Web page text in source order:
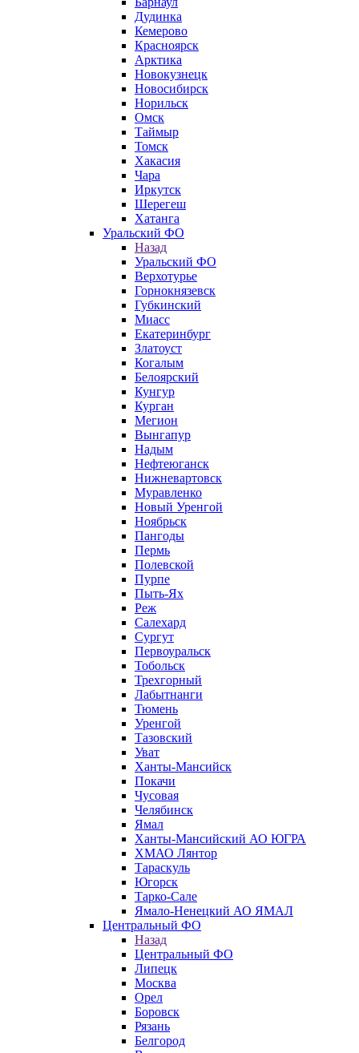
Дудинка
Кемерово
Красноярск
Арктика
Новокузнецк
Новосибирск
Норильск
Омск
Таймыр
Томск
Хакасия
Чара
Иркутск
Шерегеш
Хатанга
Уральский ФО
Назад
Уральский ФО
Верхотурье
Горнокнязевск
Губкинский
Миасс
Екатеринбург
Златоуст
Когалым
Белоярский
Кунгур
Курган
Мегион
Вынгапур
Надым
Нефтеюганск
Нижневартовск
Муравленко
Новый Уренгой
Ноябрьск
Пангоды
Пермь
Полевской
Пурпе
Пыть-Ях
Реж
Салехард
Сургут
Первоуральск
Тобольск
Трехгорный
Лабытнанги
Тюмень
Уренгой
Тазовский
Уват
Ханты-Мансийск
Покачи
Чусовая
Челябинск
Ямал
Ханты-Мансийский АО ЮГРА
ХМАО Лянтор
Тараскуль
Югорск
Тарко-Сале
Ямало-Ненецкий АО ЯМАЛ
Центральный ФО
Назад
Центральный ФО
Липецк
Москва
Орел
Боровск
Рязань
Белгород